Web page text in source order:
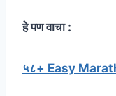
हे पण वाचा :
५८+ Easy